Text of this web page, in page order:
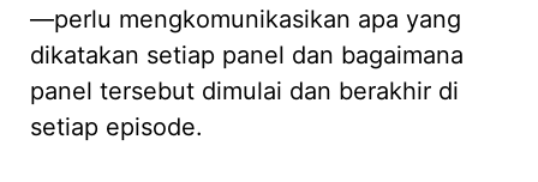
—perlu mengkomunikasikan apa yang
dikatakan setiap panel dan bagaimana
panel tersebut dimulai dan berakhir di
setiap episode.